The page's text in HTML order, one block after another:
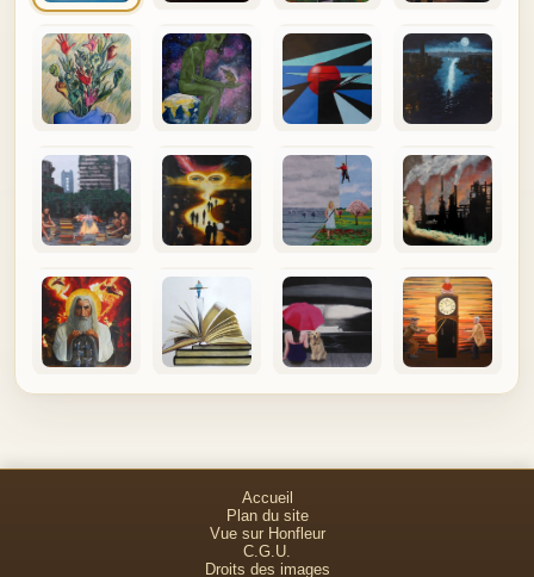
Accueil
Plan du site
Vue sur Honfleur
C.G.U.
Droits des images